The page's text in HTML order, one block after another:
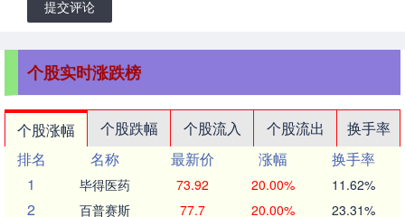
提交评论
个股实时涨跌榜
个股涨幅 个股跌幅 个股流入 个股流出
换手率
排名
名称 最新价 涨幅
换手率
1
毕得医药 73.92 20.00% 11.62%
2 百普赛斯 77.7 20.00% 23.31%